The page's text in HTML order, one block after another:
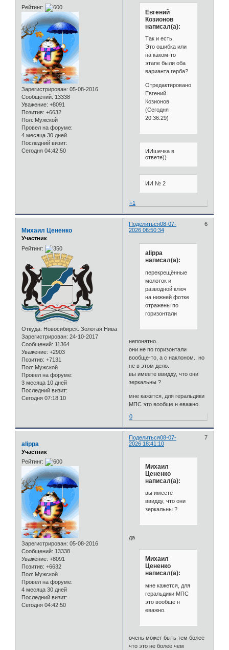
Рейтинг:
Зарегистрирован: 05-08-2016
Сообщений: 13338
Уважение: +8091
Позитив: +6632
Пол: Мужской
Провел на форуме:
4 месяца 30 дней
Последний визит:
Сегодня 04:42:50
Евгений
Козионов
написал(а):
Так и есть.
Это ошибка или
на каком-то
этапе были оба
варианта герба?
Отредактировано
Евгений
Козионов
(Сегодня
20:36:29)
ИИшечка в
ответе))
ИИ № 2
+1
Поделиться 6
08-07-
2026 06:50:34
Михаил Цененко
Участник
Рейтинг:
Откуда: Новосибирск. Золотая Нива
Зарегистрирован: 24-10-2017
Сообщений: 11364
Уважение: +2903
Позитив: +7131
Пол: Мужской
Провел на форуме:
3 месяца 10 дней
Последний визит:
Сегодня 07:18:10
alippa
написал(а):
перекрещённые
молоток и
разводной ключ
на нижней фотке
отражены по
горизонтали
непонятно..
они не по горизонтали
вообще-то, а с наклоном.. но
не в этом дело.
вы имеете ввидду, что они
зеркальны ?
мне кажется, для геральдики
МПС это вообще н еважно.
0
Поделиться 7
08-07-
2026 18:41:10
alippa
Участник
Рейтинг:
Зарегистрирован: 05-08-2016
Сообщений: 13338
Уважение: +8091
Позитив: +6632
Пол: Мужской
Провел на форуме:
4 месяца 30 дней
Последний визит:
Сегодня 04:42:50
Михаил
Цененко
написал(а):
вы имеете
ввидду, что они
зеркальны ?
да
Михаил
Цененко
написал(а):
мне кажется, для
геральдики МПС
это вообще н
еважно.
очень может быть тем более
что это не более чем